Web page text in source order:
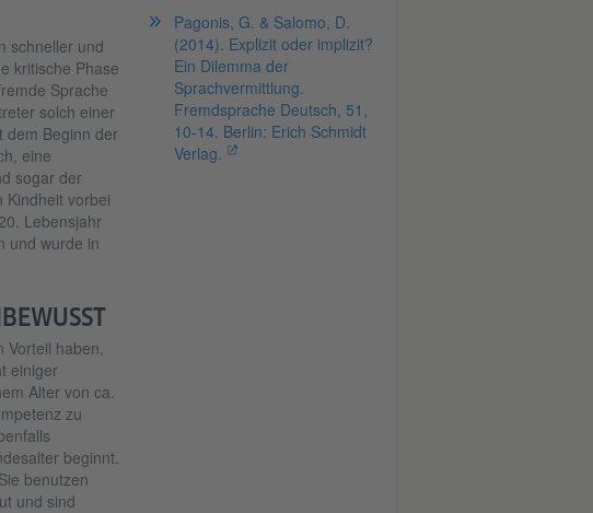
schneller und
kritische Phase
Sprache
solch einer
dem Beginn der
eine
sogar der
Kindheit vorbei
Lebensjahr
und wurde in
Vorteil haben,
einiger
Alter von ca.
zu
beginnt.
benutzen
und sind
Pagonis, G. & Salomo, D.
(2014). Explizit oder implizit?
Ein Dilemma der
Sprachvermittlung.
Fremdsprache Deutsch, 51,
10-14. Berlin: Erich Schmidt
Verlag.